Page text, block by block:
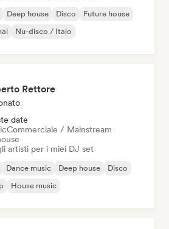
Deep house Disco
Future house
Nu-disco / Italo
Rettore
date
Commerciale / Mainstream
artisti per i miei DJ set
Dance music Deep house
Disco
House music